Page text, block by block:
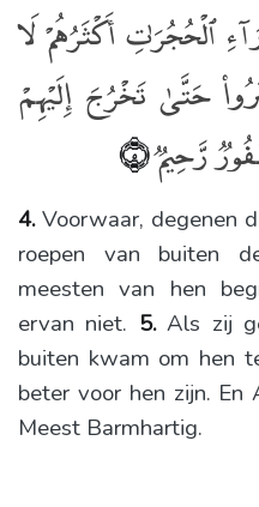
4.Voorwaar, degenen
roepen van buiten
meesten van hen
ervan niet. 5. Als zij
buiten kwam om hen
beter voor hen zijn. En
Meest Barmhartig.
ٱلْحُجُرَٰتِ أَكْثَرُهُمْ لَا
حَتَّىٰ تَخْرُجَ إِلَيْهِمْ
رَّحِيمٌۭ﴿٥﴾